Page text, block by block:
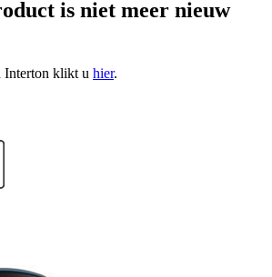
is niet meer nieuw
Interton klikt u hier.